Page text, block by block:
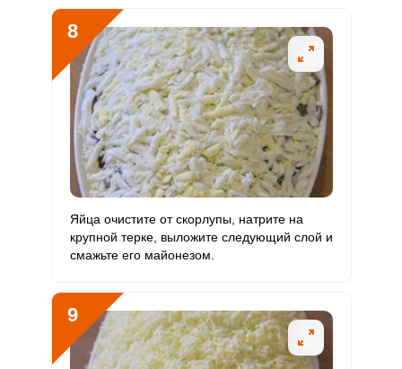
8
Яйца очистите от скорлупы, натрите на
крупной терке, выложите следующий слой и
смажьте его майонезом.
9